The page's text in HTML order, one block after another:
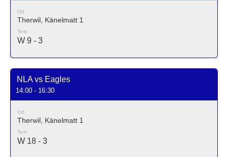
Ort
Therwil, Känelmatt 1
Text
W 9 - 3
NLA vs Eagles
14:00 - 16:30
Ort
Therwil, Känelmatt 1
Text
W 18 - 3